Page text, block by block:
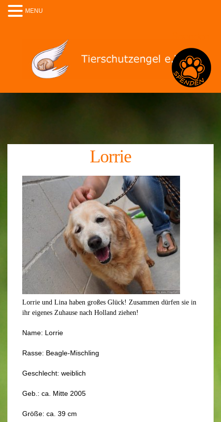
Lorrie
Lorrie und Lina haben großes Glück! Zusammen dürfen sie in
ihr eigenes Zuhause nach Holland ziehen!
Name: Lorrie
Rasse: Beagle-Mischling
Geschlecht: weiblich
Geb.: ca. Mitte 2005
Größe: ca. 39 cm
MENU